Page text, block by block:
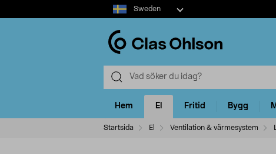
Select
market
Sweden
Hem El Fritid Bygg
Startsida El Ventilation & värmesystem